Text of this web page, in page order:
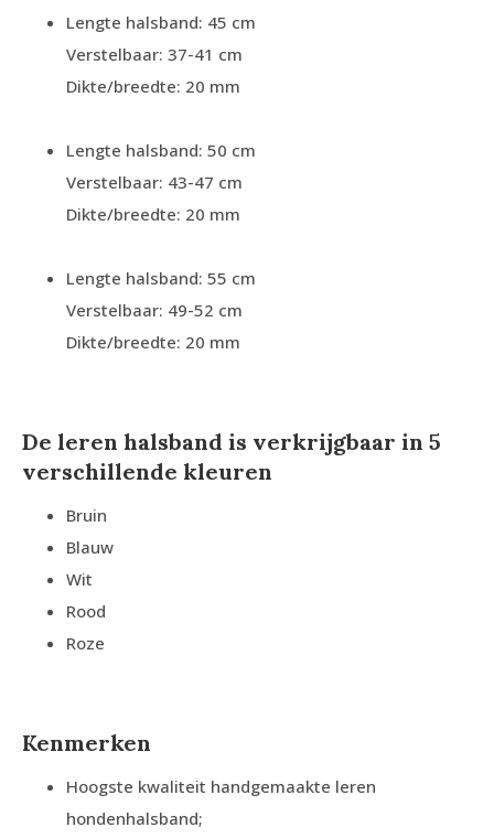
Lengte halsband: 45 cm
Verstelbaar: 37-41 cm
Dikte/breedte: 20 mm
Lengte halsband: 50 cm
Verstelbaar: 43-47 cm
Dikte/breedte: 20 mm
Lengte halsband: 55 cm
Verstelbaar: 49-52 cm
Dikte/breedte: 20 mm
De leren halsband is verkrijgbaar in 5
verschillende kleuren
Bruin
Blauw
Wit
Rood
Roze
Kenmerken
Hoogste kwaliteit handgemaakte leren
hondenhalsband;